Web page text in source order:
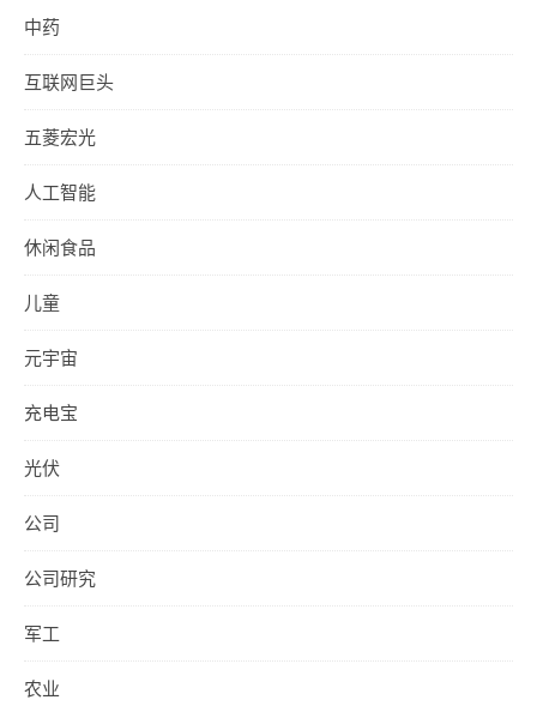
中药
互联网巨头
五菱宏光
人工智能
休闲食品
儿童
元宇宙
充电宝
光伏
公司
公司研究
军工
农业